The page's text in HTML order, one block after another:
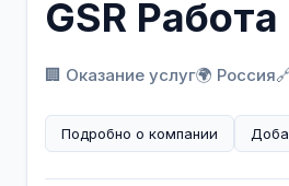
GSR Работа
🏢 Оказание услуг🌍 Россия
Подробно о компании